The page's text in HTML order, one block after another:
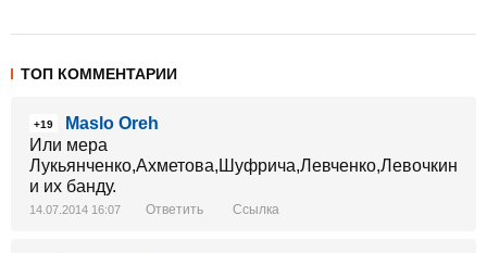
ТОП КОММЕНТАРИИ
+19
Maslo Oreh
Или мера
и их банду.
14.07.2014 16:07 Ответить Ссылка